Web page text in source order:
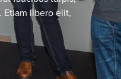
Etiam libero elit,